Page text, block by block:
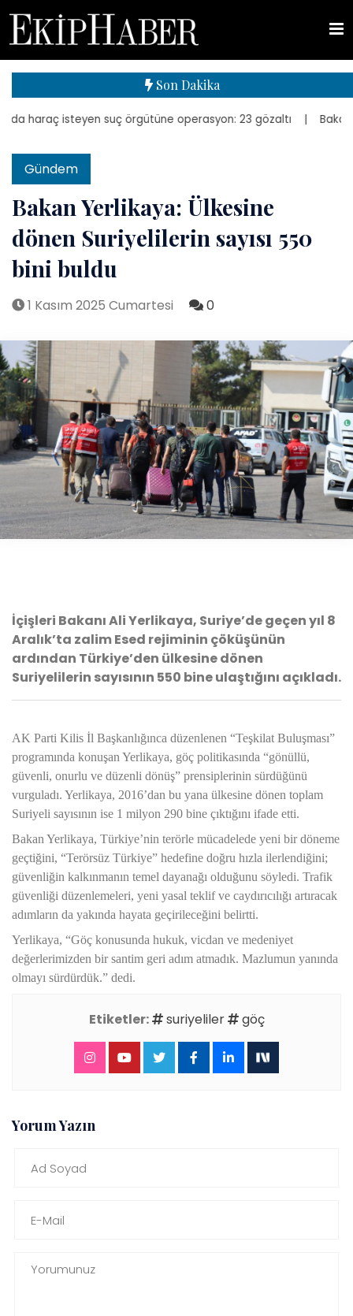
Son Dakika
isteyen suç örgütüne operasyon: 23 gözaltı | Bakan
Gündem
Bakan Yerlikaya: Ülkesine
dönen Suriyelilerin sayısı 550
bini buldu
1 Kasım 2025 Cumartesi 0
İçişleri Bakanı Ali Yerlikaya, Suriye’de geçen yıl 8
Aralık’ta zalim Esed rejiminin çöküşünün
ardından Türkiye’den ülkesine dönen
Suriyelilerin sayısının 550 bine ulaştığını açıkladı.
AK Parti Kilis İl Başkanlığınca düzenlenen “Teşkilat Buluşması”
programında konuşan Yerlikaya, göç politikasında “gönüllü,
güvenli, onurlu ve düzenli dönüş” prensiplerinin sürdüğünü
vurguladı. Yerlikaya, 2016’dan bu yana ülkesine dönen toplam
Suriyeli sayısının ise 1 milyon 290 bine çıktığını ifade etti.
Bakan Yerlikaya, Türkiye’nin terörle mücadelede yeni bir döneme
geçtiğini, “Terörsüz Türkiye” hedefine doğru hızla ilerlendiğini;
güvenliğin kalkınmanın temel dayanağı olduğunu söyledi. Trafik
güvenliği düzenlemeleri, yeni yasal teklif ve caydırıcılığı artıracak
adımların da yakında hayata geçirileceğini belirtti.
Yerlikaya, “Göç konusunda hukuk, vicdan ve medeniyet
değerlerimizden bir santim geri adım atmadık. Mazlumun yanında
olmayı sürdürdük.” dedi.
Etiketler: suriyeliler göç
Yorum Yazın